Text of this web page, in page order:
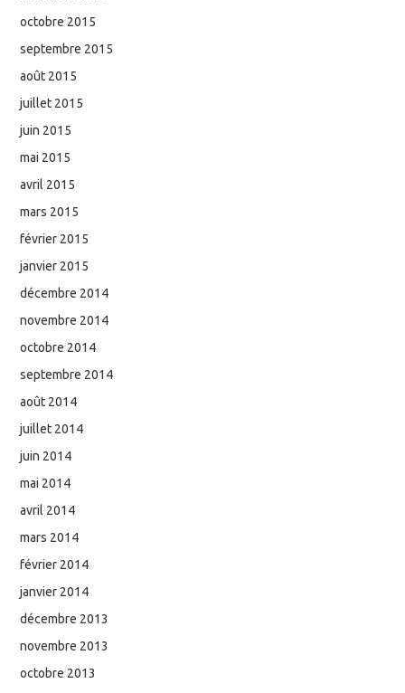
octobre 2015
septembre 2015
août 2015
juillet 2015
juin 2015
mai 2015
avril 2015
mars 2015
février 2015
janvier 2015
décembre 2014
novembre 2014
octobre 2014
septembre 2014
août 2014
juillet 2014
juin 2014
mai 2014
avril 2014
mars 2014
février 2014
janvier 2014
décembre 2013
novembre 2013
octobre 2013